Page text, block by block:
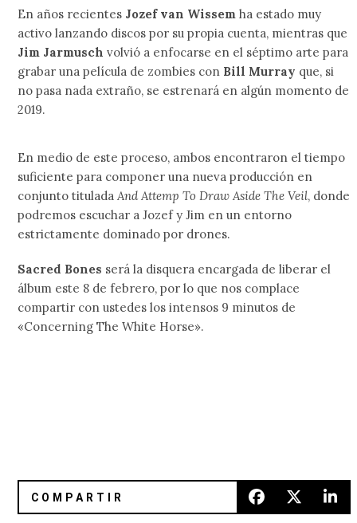
En años recientes Jozef van Wissem ha estado muy
activo lanzando discos por su propia cuenta, mientras que
Jim Jarmuschvolvió a enfocarse en el séptimo arte para
grabar una película de zombies con Bill Murray que, si
no pasa nada extraño, se estrenará en algún momento de
2019.
En medio de este proceso, ambos encontraron el tiempo
suficiente para componer una nueva producción en
conjunto titulada And Attemp To Draw Aside The Veil, donde
podremos escuchar a Jozef y Jim en un entorno
estrictamente dominado por drones.
Sacred Bones será la disquera encargada de liberar el
álbum este 8 de febrero, por lo que nos complace
compartir con ustedes los intensos 9 minutos de
«Concerning The White Horse».